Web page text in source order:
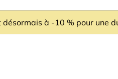
à -10 % pour une